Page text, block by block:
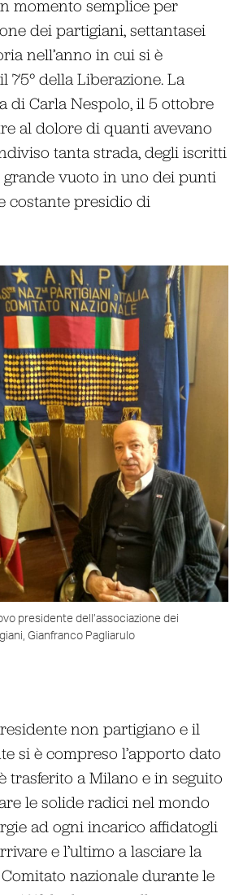
momento semplice per
dei partigiani, settantasei
nell’anno in cui si è
75° della Liberazione. La
di Carla Nespolo, il 5 ottobre
al dolore di quanti avevano
tanta strada, degli iscritti
grande vuoto in uno dei punti
costante presidio di
presidente dell’associazione dei
Gianfranco Pagliarulo
non partigiano e il
si è compreso l’apporto dato
trasferito a Milano e in seguito
le solide radici nel mondo
ad ogni incarico affidatogli
e l’ultimo a lasciare la
nazionale durante le